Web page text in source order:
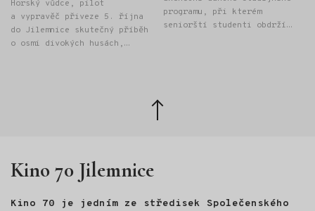
Horský vůdce, pilot
a vypravěč přiveze 5. října
do Jilemnice skutečný příběh
o osmi divokých husách,
a manažerskou práci. Právě
tehdy se ocitl na životní
dál, našel na nečekaném
programu, při kterém
seniorští studenti obdrží
Zpět
nahoru
Kino 70 Jilemnice
Kino 70 je jedním ze středisek Společenského